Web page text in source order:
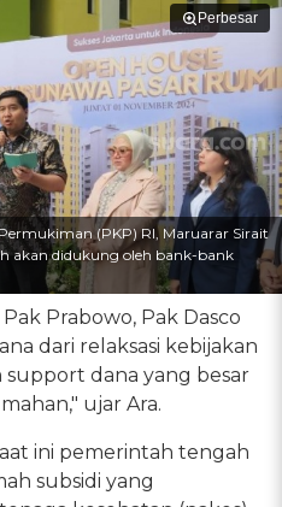
Perbesar
(PKP) RI, Maruarar Sirait
akan didukung oleh bank-bank
Prabowo, Pak Dasco
dari relaksasi kebijakan
dana yang besar
ujar Ara.
ini pemerintah tengah
subsidi yang